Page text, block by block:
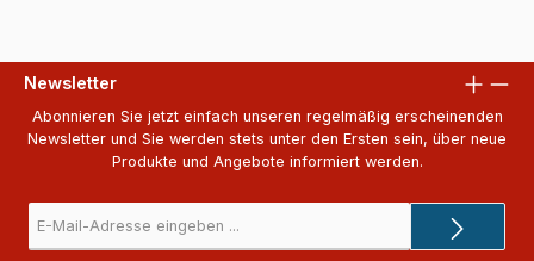
Newsletter
Abonnieren Sie jetzt einfach unseren regelmäßig erscheinenden
Newsletter und Sie werden stets unter den Ersten sein, über neue
Produkte und Angebote informiert werden.
Mail-
Adresse